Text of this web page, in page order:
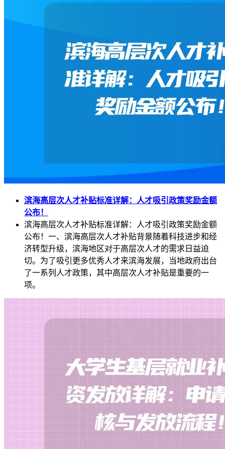
滨海高层次人才补贴标准详解：人才吸引政策奖励金额
公布！
滨海高层次人才补贴标准详解：人才吸引政策奖励金额
公布！一、滨海高层次人才补贴背景随着科技进步和经
济转型升级，滨海地区对于高层次人才的需求日益迫
切。为了吸引更多优秀人才来滨海发展，当地政府出台
了一系列人才政策，其中高层次人才补贴是重要的一
项。